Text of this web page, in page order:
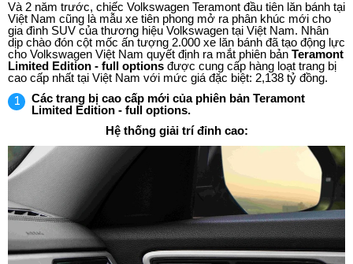
Và 2 năm trước, chiếc Volkswagen Teramont đầu tiên lăn bánh tại
Việt Nam cũng là mẫu xe tiên phong mở ra phân khúc mới cho
gia đình SUV của thương hiệu Volkswagen tại Việt Nam. Nhân
dịp chào đón cột mốc ấn tượng 2.000 xe lăn bánh đã tạo động lực
cho Volkswagen Việt Nam quyết định ra mắt phiên bản Teramont
Limited Edition - full options được cung cấp hàng loạt trang bị
cao cấp nhất tại Việt Nam với mức giá đặc biệt: 2,138 tỷ đồng.
Các trang bị cao cấp mới của phiên bản Teramont
Limited Edition - full options.
Hệ thống giải trí đỉnh cao: